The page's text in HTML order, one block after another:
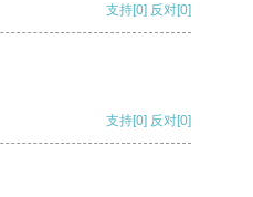
支持[0] 反对[0]
支持[0] 反对[0]